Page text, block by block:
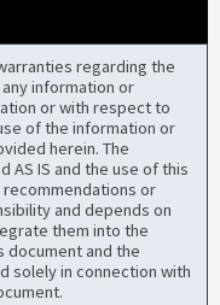
regarding the
information or
or with respect to
of the information or
herein. The
AS IS and the use of this
or
and depends on
them into the
document and the
solely in connection with